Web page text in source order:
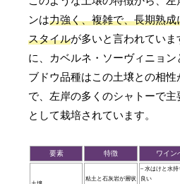
ンは力強く、複雑で、長期熟成
スタイルが多いと言われていま
に、カベルネ・ソーヴィニョン
ブドウ品種はこの土壌との相性
で、左岸の多くのシャトーで主
として栽培されています。
要素 特徴 ワイン
粘土と石灰岩が層状
– 水はけと水
良い